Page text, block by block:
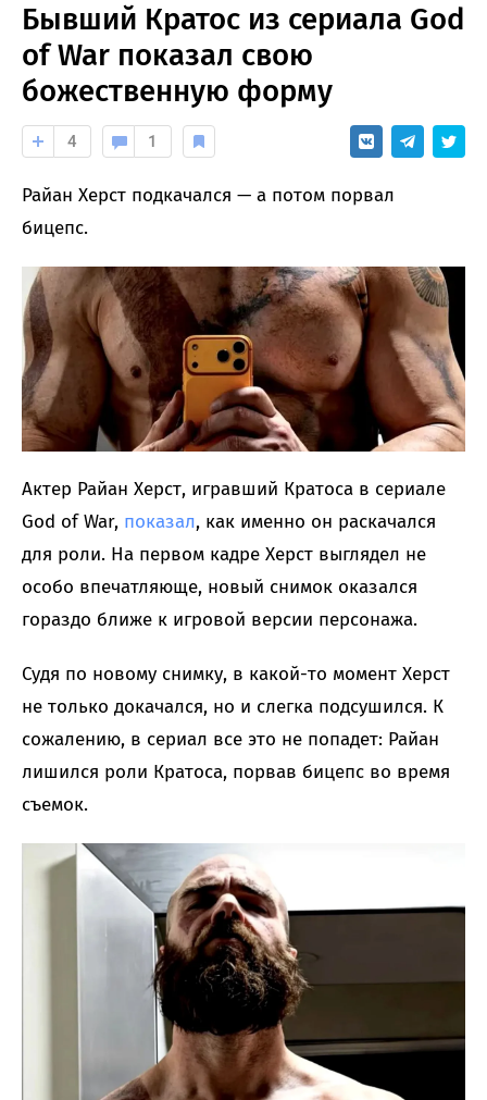
Бывший Кратос из сериала God
of War показал свою
божественную форму
4 1
Райан Херст подкачался — а потом порвал
бицепс.
Актер Райан Херст, игравший Кратоса в сериале
God of War, показал, как именно он раскачался
для роли. На первом кадре Херст выглядел не
особо впечатляюще, новый снимок оказался
гораздо ближе к игровой версии персонажа.
Судя по новому снимку, в какой-то момент Херст
не только докачался, но и слегка подсушился. К
сожалению, в сериал все это не попадет: Райан
лишился роли Кратоса, порвав бицепс во время
съемок.